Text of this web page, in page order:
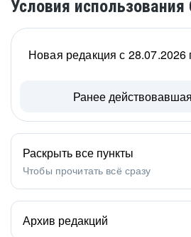
Условия использования
Новая редакция с 28.07.2026
Ранее
Раскрыть все пункты
Чтобы прочитать всё сразу
Архив редакций